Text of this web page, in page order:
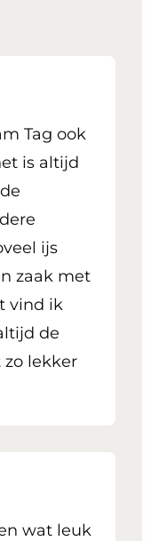
Tag ook
is altijd
ijs
zaak met
vind ik
de
lekker
wat leuk